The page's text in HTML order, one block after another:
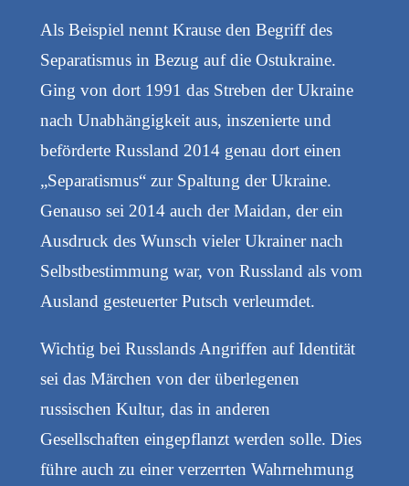
Als Beispiel nennt Krause den Begriff des
Separatismus in Bezug auf die Ostukraine.
Ging von dort 1991 das Streben der Ukraine
nach Unabhängigkeit aus, inszenierte und
beförderte Russland 2014 genau dort einen
„Separatismus“ zur Spaltung der Ukraine.
Genauso sei 2014 auch der Maidan, der ein
Ausdruck des Wunsch vieler Ukrainer nach
Selbstbestimmung war, von Russland als vom
Ausland gesteuerter Putsch verleumdet.
Wichtig bei Russlands Angriffen auf Identität
sei das Märchen von der überlegenen
russischen Kultur, das in anderen
Gesellschaften eingepflanzt werden solle. Dies
führe auch zu einer verzerrten Wahrnehmung